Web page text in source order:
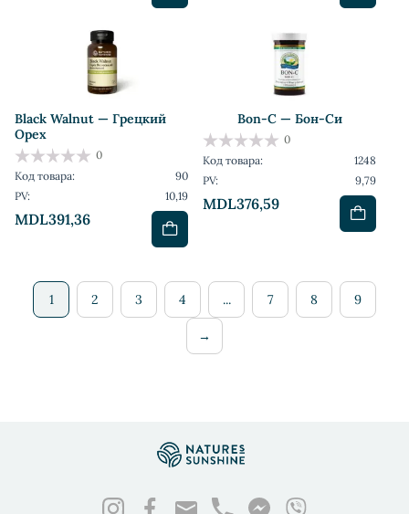
Black Walnut — Грецкий
Орех
MDL391,36
0
Код товара:
90
PV:
10,19
Bon-C — Бон-Си
MDL376,59
0
Код товара:
1248
PV:
9,79
1 2 3 4 ... 7 8 9
→